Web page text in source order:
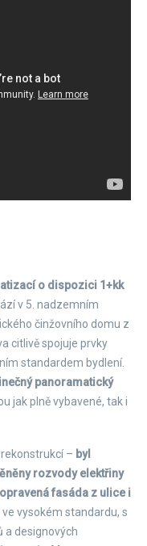
o dispozici 1+kk
v 5. nadzemním
činžovního domu z
citlivě spojuje prvky
standardem bydlení.
panoramatický
jak plně vybavené, tak i
– byl
rozvody elektřiny
fasáda z ulice i
ve vysokém standardu, s
a designových